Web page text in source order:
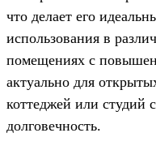
что делает его
использования в
помещениях с
актуально для
коттеджей или студий
долговечность.